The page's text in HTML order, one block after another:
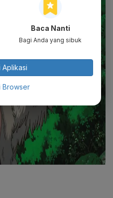
Baca Nanti
Bagi Anda yang sibuk
Aplikasi
Browser